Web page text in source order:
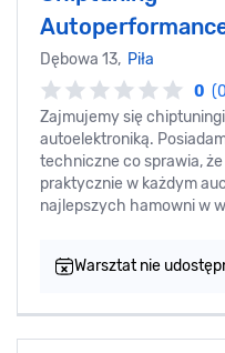
Dębowa 13, Piła
0
Zajmujemy się
autoelektroniką.
techniczne co sprawia,
praktycznie w każdym
najlepszych hamowni w
Warsztat nie